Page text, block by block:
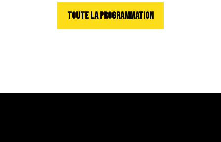
TOUTE LA PROGRAMMATION